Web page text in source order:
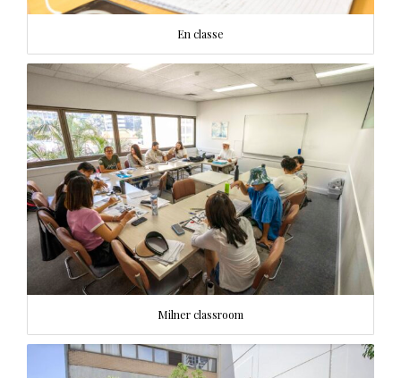
En classe
Milner classroom